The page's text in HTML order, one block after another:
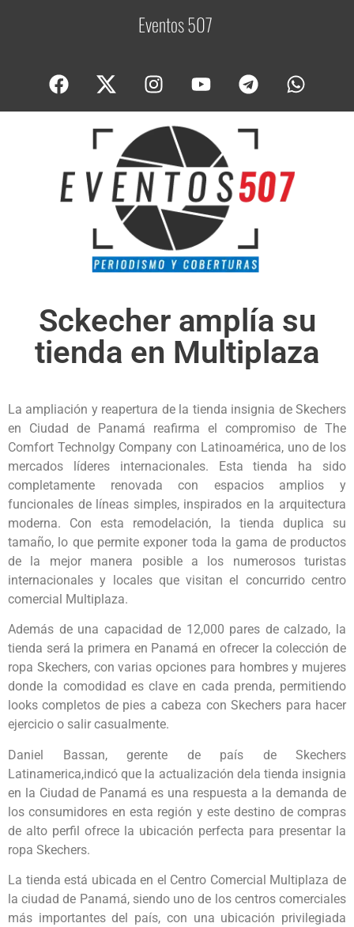
Eventos 507C
Sckecher amplía su
tienda en Multiplaza
La ampliación y reapertura de la tienda insignia de Skechers
en Ciudad de Panamá reafirma el compromiso de The
Comfort Technolgy Company con Latinoamérica, uno de los
mercados líderes internacionales. Esta tienda ha sido
completamente renovada con espacios amplios y
funcionales de líneas simples, inspirados en la arquitectura
moderna. Con esta remodelación, la tienda duplica su
tamaño, lo que permite exponer toda la gama de productos
de la mejor manera posible a los numerosos turistas
internacionales y locales que visitan el concurrido centro
comercial Multiplaza.
Además de una capacidad de 12,000 pares de calzado, la
tienda será la primera en Panamá en ofrecer la colección de
ropa Skechers, con varias opciones para hombres y mujeres
donde la comodidad es clave en cada prenda, permitiendo
looks completos de pies a cabeza con Skechers para hacer
ejercicio o salir casualmente.
Daniel Bassan, gerente de país de Skechers
Latinamerica,indicó que la actualización dela tienda insignia
en la Ciudad de Panamá es una respuesta a la demanda de
los consumidores en esta región y este destino de compras
de alto perfil ofrece la ubicación perfecta para presentar la
ropa Skechers.
La tienda está ubicada en el Centro Comercial Multiplaza de
la ciudad de Panamá, siendo uno de los centros comerciales
más importantes del país, con una ubicación privilegiada